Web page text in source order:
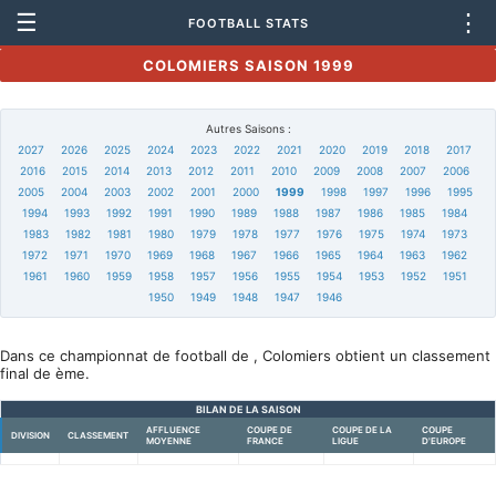
☰ FOOTBALL STATS ⋮
COLOMIERS SAISON 1999
Autres Saisons :
2027
2026 2025 2024 2023 2022 2021 2020 2019 2018
2017
2016
2015 2014 2013 2012 2011 2010 2009 2008 2007
2006
2005
2004 2003 2002 2001 2000 1999 1998 1997 1996
1995
1994
1993 1992 1991 1990 1989 1988 1987 1986 1985
1984
1983
1982 1981 1980 1979 1978 1977 1976 1975 1974
1973
1972
1971 1970 1969 1968 1967 1966 1965 1964 1963
1962
1961
1960 1959 1958 1957 1956 1955 1954 1953 1952
1951
1950
1949 1948 1947 1946
Dans ce championnat de football de , Colomiers obtient un classement
final de ème.
BILAN DE LA SAISON
DIVISION CLASSEMENT
AFFLUENCE
MOYENNE
COUPE DE
FRANCE
COUPE DE LA
LIGUE
COUPE
D'EUROPE